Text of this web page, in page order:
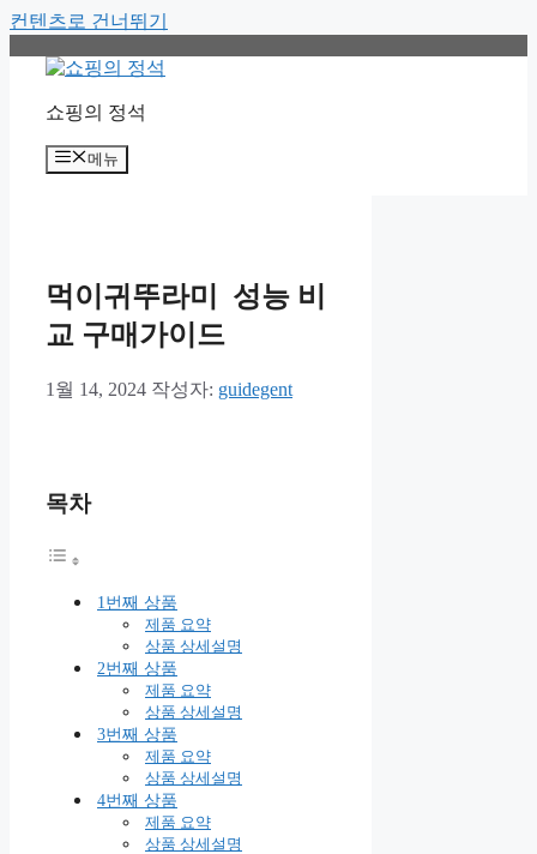
컨텐츠로 건너뛰기
쇼핑의 정석
메뉴
먹이귀뚜라미 성능 비
교 구매가이드
1월 14, 2024 작성자: guidegent
목차
1번째 상품
제품 요약
상품 상세설명
2번째 상품
제품 요약
상품 상세설명
3번째 상품
제품 요약
상품 상세설명
4번째 상품
제품 요약
상품 상세설명